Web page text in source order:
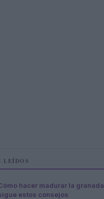
LEÍDOS
hacer madurar la granada,
estos consejos